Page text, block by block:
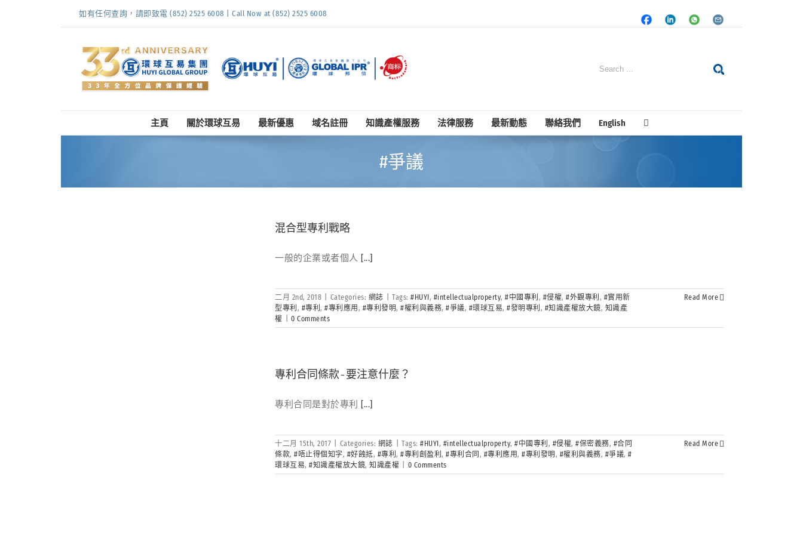
如有任何查詢，請即致電 (852) 2525 6008 | Call Now at (852) 2525 6008
FacebookLinkedInWhatsapp
Email
Search
主頁 關於環球互易 最新優惠 域名註冊 知識產權服務 法律服務 最新動態 聯絡我們 English
#爭議
混合型專利戰略
一般的企業或者個人 [...]
二月 2nd, 2018 Categories: 網誌 Tags:#HUYI , #intellectualproperty,#中國專利 , #侵權,#外觀專利 , #實用新
型專利 , #專利,#專利應用 , #專利發明,#權利與義務,#爭議, #環球互易,#發明專利 , #知識產權放大鏡, 知識產
權
0 Comments
Read More
專利合同條款-要注意什麼？
專利合同是對於專利 [...]
十二月 15th, 2017 Categories: 網誌 Tags:#HUYI , #intellectualproperty,#中國專利 , #侵權,#保密義務, #合同
條款,#唔止得個知字, #好蝕抵, #專利,#專利創盈利,#專利合同 , #專利應用,#專利發明, #權利與義務, #爭議,#
環球互易,#知識產權放大鏡,知識產權 0 Comments
Read More